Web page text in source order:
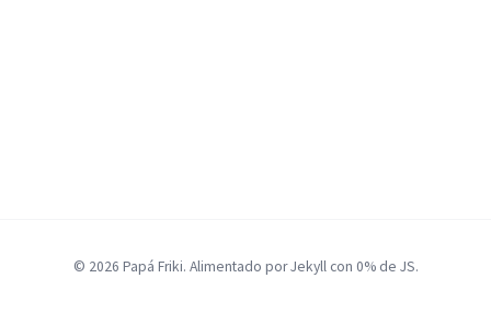
© 2026 Papá Friki. Alimentado por Jekyll con 0% de JS.